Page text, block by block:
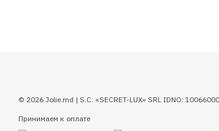
© 2026 Jolie.md | S.C. «SECRET-LUX» SRL IDNO:
Принимаем к оплате